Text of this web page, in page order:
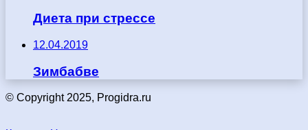
Диета при стрессе
12.04.2019
Зимбабве
© Copyright 2025, Progidra.ru